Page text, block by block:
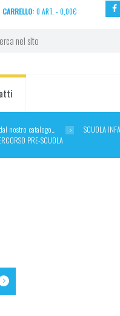
CARRELLO: 0 ART. - 0,00€
nostro catalogo…
SCUOLA
PRE-SCUOLA